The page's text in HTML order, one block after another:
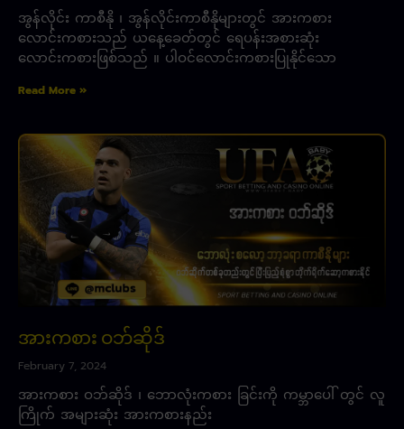
အွန်လိုင်း ကာစီနို ၊ အွန်လိုင်းကာစီနိုများတွင် အားကစား
လောင်းကစားသည် ယနေ့ခေတ်တွင် ရေပန်းအစားဆုံး
လောင်းကစားဖြစ်သည် ။ ပါဝင်လောင်းကစားပြုနိုင်သော
Read More »
အားကစား ဝဘ်ဆိုဒ်
February 7, 2024
အားကစား ဝဘ်ဆိုဒ် ၊ ဘောလုံးကစား ခြင်းကို ကမ္ဘာပေါ် တွင် လူ
ကြိုက် အများဆုံး အားကစားနည်း